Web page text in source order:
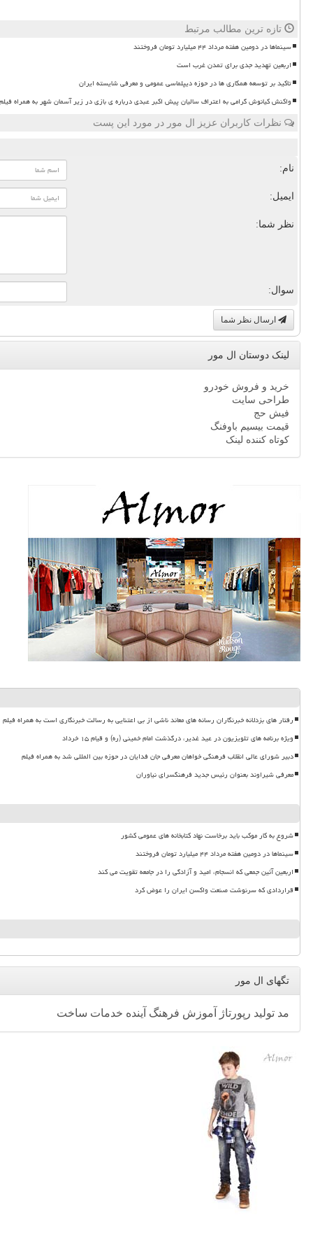
تازه ترین مطالب مرتبط
سینماها در دومین هفته مرداد ۴۴ میلیارد تومان فروختند
اربعین تهدید جدی برای تمدن غرب است
تاکید بر توسعه همکاری ها در حوزه دیپلماسی عمومی و معرفی شایسته ایران
واکنش کیانوش گرامی به اعتراف سالیان پیش اکبر عبدی درباره ی بازی در زیر آسمان شهر به همراه فیلم
نظرات کاربران عزیز ال مور در مورد این پست
نام:
ایمیل:
نظر شما:
سوال:
ارسال نظر شما
لینک دوستان ال مور
خرید و فروش خودرو
طراحی سایت
فیش حج
قیمت بیسیم باوفنگ
کوتاه کننده لینک
رفتار های بزدلانه خبرنگاران رسانه های معاند ناشی از بی اعتنایی به رسالت خبرنگاری است به همراه فیلم
ویژه برنامه های تلویزیون در عید غدیر، درگذشت امام خمینی (ره) و قیام ۱۵ خرداد
دبیر شورای عالی انقلاب فرهنگی خواهان معرفی جان فدایان در حوزه بین المللی شد به همراه فیلم
معرفی شیراوند بعنوان رئیس جدید فرهنگسرای نیاوران
شروع به کار موکب باید برخاست نهاد کتابخانه های عمومی کشور
سینماها در دومین هفته مرداد ۴۴ میلیارد تومان فروختند
اربعین آئین جمعی که انسجام، امید و آزادگی را در جامعه تقویت می کند
قراردادی که سرنوشت صنعت واکسن ایران را عوض کرد
تگهای ال مور
مد تولید رپورتاژ آموزش فرهنگ آینده خدمات ساخت